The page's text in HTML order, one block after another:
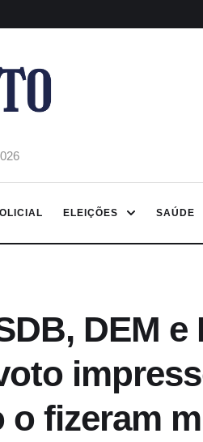
ELEIÇÕES SAÚDE
DEM
fizeram